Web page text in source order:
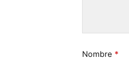
Nombre *